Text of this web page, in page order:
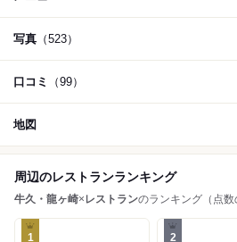
写真 （523）
口コミ （99）
地図
周辺のレストランランキング
牛久・龍ヶ崎× レストランのランキング（点数
1 2